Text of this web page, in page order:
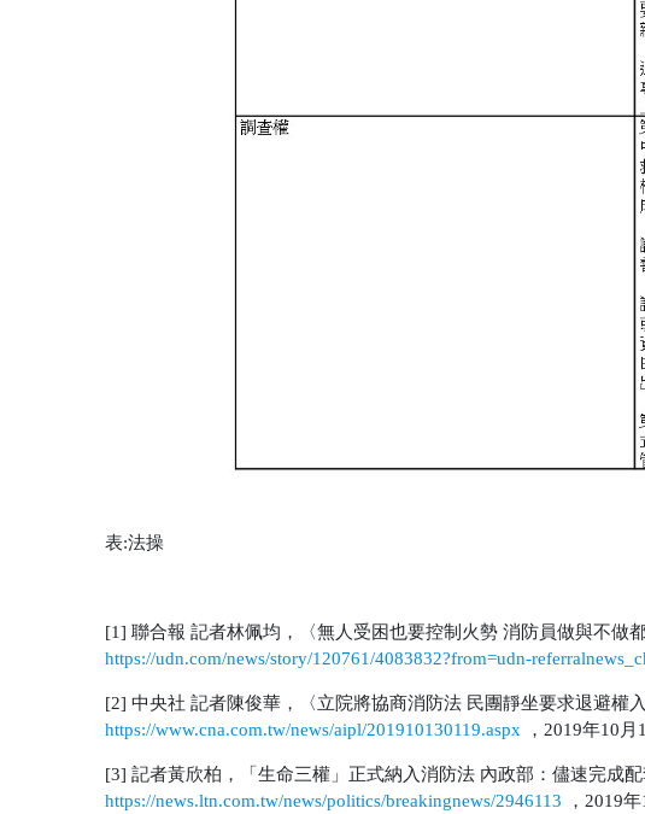
表:法操
[1] 聯合報 記者林佩均，〈無人受困也要控制火勢 消防員做與不做
https://udn.com/news/story/120761/4083832?from=udn-
[2] 中央社 記者陳俊華，〈立院將協商消防法 民團靜坐要求退避權
https://www.cna.com.tw/news/aipl/201910130119.aspx
， 2019年10 月
[3] 記者黃欣柏，「生命三權」正式納入消防法 內政部：儘速完成配
https://news.ltn.com.tw/news/politics/breakingnews/2946113
， 2019年